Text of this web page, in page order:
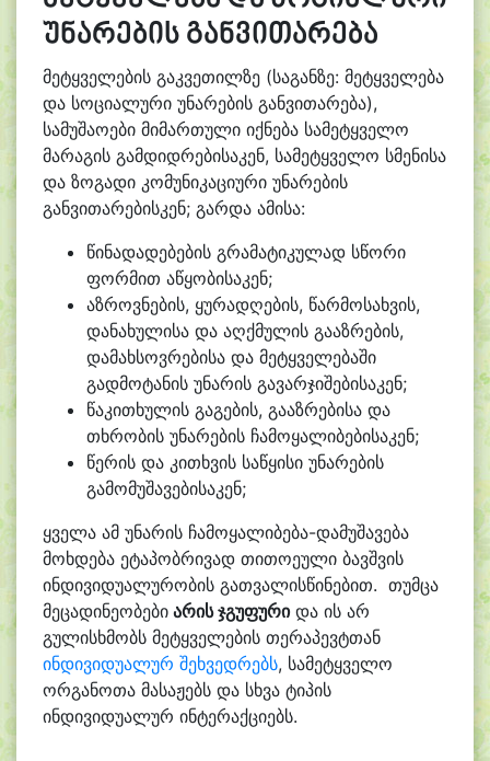
უნარების განვითარება
მეტყველების გაკვეთილზე (საგანზე: მეტყველება
და სოციალური უნარების განვითარება),
სამუშაოები მიმართული იქნება სამეტყველო
მარაგის გამდიდრებისაკენ, სამეტყველო სმენისა
და ზოგადი კომუნიკაციური უნარების
განვითარებისკენ; გარდა ამისა:
წინადადებების გრამატიკულად სწორი
ფორმით აწყობისაკენ;
აზროვნების, ყურადღების, წარმოსახვის,
დანახულისა და აღქმულის გააზრების,
დამახსოვრებისა და მეტყველებაში
გადმოტანის უნარის გავარჯიშებისაკენ;
წაკითხულის გაგების, გააზრებისა და
თხრობის უნარების ჩამოყალიბებისაკენ;
წერის და კითხვის საწყისი უნარების
გამომუშავებისაკენ;
ყველა ამ უნარის ჩამოყალიბება-დამუშავება
მოხდება ეტაპობრივად თითოეული ბავშვის
ინდივიდუალურობის გათვალისწინებით. თუმცა
მეცადინეობები არის ჯგუფურიდა ის არ
გულისხმობს მეტყველების თერაპევტთან
ინდივიდუალურ შეხვედრებს, სამეტყველო
ორგანოთა მასაჟებს და სხვა ტიპის
ინდივიდუალურ ინტერაქციებს.